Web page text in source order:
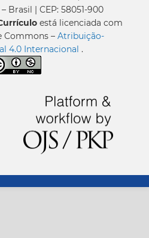
Brasil | CEP: 58051-900
está licenciada com
Commons – Atribuição-
4.0 Internacional .